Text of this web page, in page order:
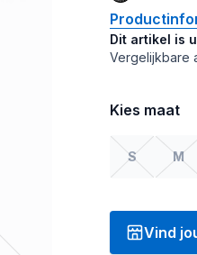
Dit artikel is
Vergelijkbare
Kies maat
S M
Vind